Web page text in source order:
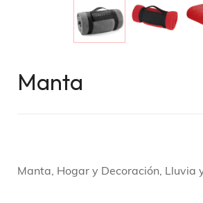
Manta
Manta, Hogar y Decoración, Lluvia